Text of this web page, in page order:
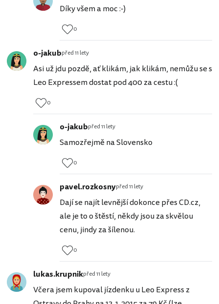
Díky všem a moc :-)
0
o-jakubpřed 11 lety
Asi už jdu pozdě, ať klikám, jak klikám, nemůžu se s
Leo Expressem dostat pod 400 za cestu :(
0
o-jakubpřed 11 lety
Samozřejmě na Slovensko
0
pavel.rozkosnypřed 11 lety
Dají se najít levnější dokonce přes CD.cz,
ale je to o štěstí, někdy jsou za skvělou
cenu, jindy za šílenou.
0
lukas.krupnikpřed 11 lety
Včera jsem kupoval jízdenku u Leo Express z